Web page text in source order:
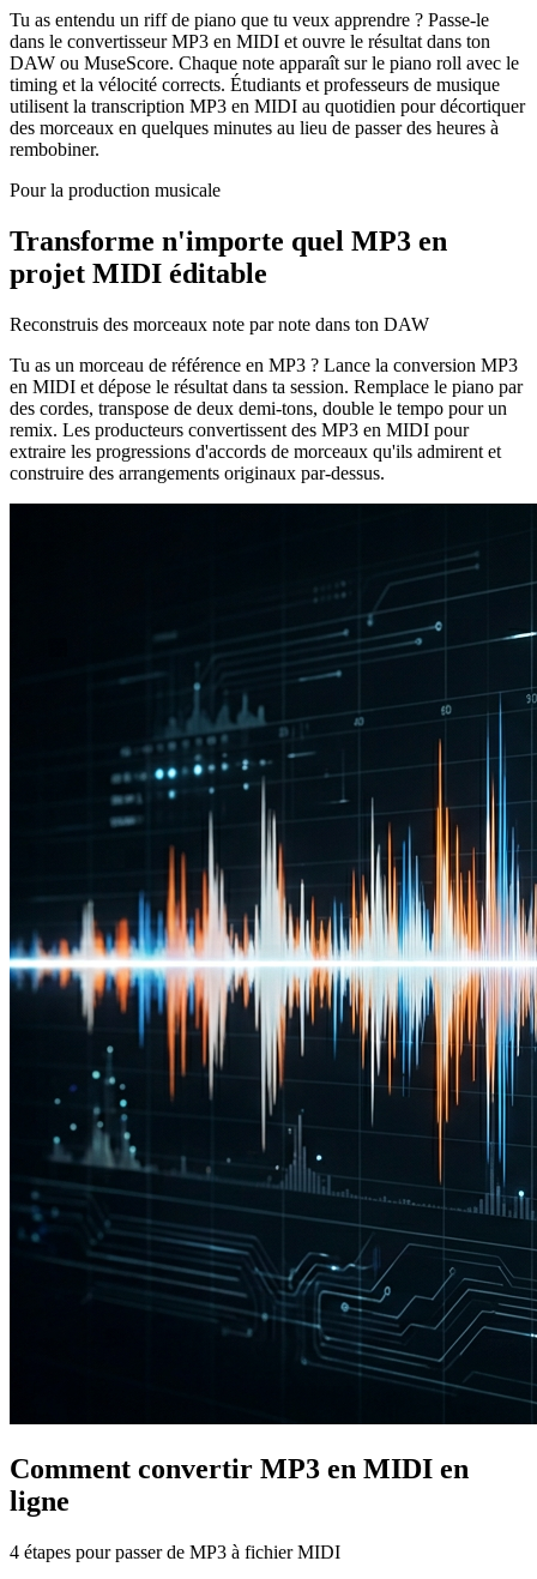
Tu as entendu un riff de piano que tu veux apprendre ? Passe-le
dans le convertisseur MP3 en MIDI et ouvre le résultat dans ton
DAW ou MuseScore. Chaque note apparaît sur le piano roll avec le
timing et la vélocité corrects. Étudiants et professeurs de musique
utilisent la transcription MP3 en MIDI au quotidien pour décortiquer
des morceaux en quelques minutes au lieu de passer des heures à
rembobiner.
Pour la production musicale
Transforme n'importe quel MP3 en
projet MIDI éditable
Reconstruis des morceaux note par note dans ton DAW
Tu as un morceau de référence en MP3 ? Lance la conversion MP3
en MIDI et dépose le résultat dans ta session. Remplace le piano par
des cordes, transpose de deux demi-tons, double le tempo pour un
remix. Les producteurs convertissent des MP3 en MIDI pour
extraire les progressions d'accords de morceaux qu'ils admirent et
construire des arrangements originaux par-dessus.
Comment convertir MP3 en MIDI en
ligne
4 étapes pour passer de MP3 à fichier MIDI